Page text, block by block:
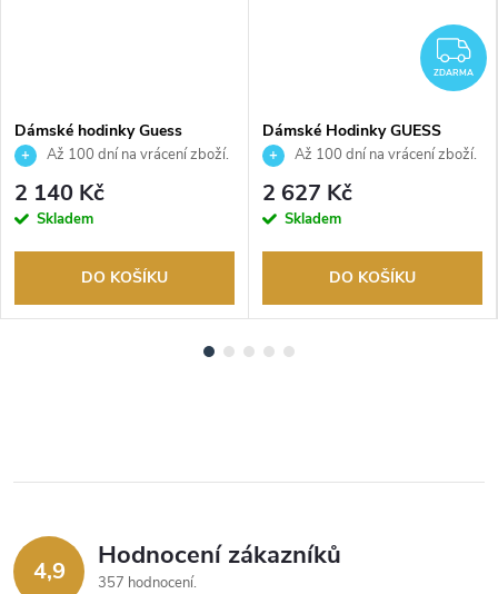
Dámské hodinky Guess
GW0404L1
Až 100 dní na vrácení zboží.
Autorizovaný prodejce.
2 140 Kč
Skladem
DO KOŠÍKU
ZDARMA
Dámské Hodinky GUESS
GW1028L4
Až 100 dní na vrácení zboží.
Autorizovaný prodejce.
2 627 Kč
Skladem
DO KOŠÍKU
4,9 Hodnocení zákazníků
357 hodnocení